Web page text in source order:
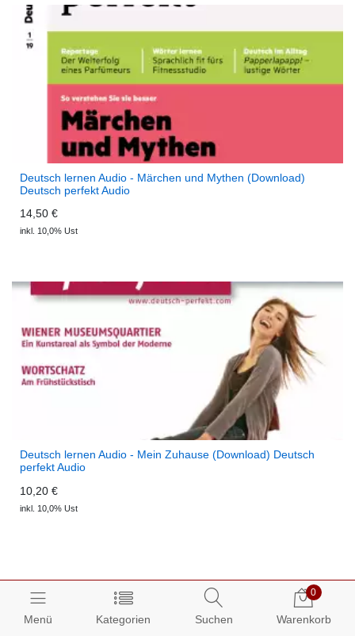
Menü Kategorien Suchen
0
Warenkorb
Deutsch lernen Audio - Märchen und Mythen (Download)
Deutsch perfekt Audio
14,50 €
inkl. 10,0% Ust
Deutsch lernen Audio - Mein Zuhause (Download) Deutsch
perfekt Audio
10,20 €
inkl. 10,0% Ust